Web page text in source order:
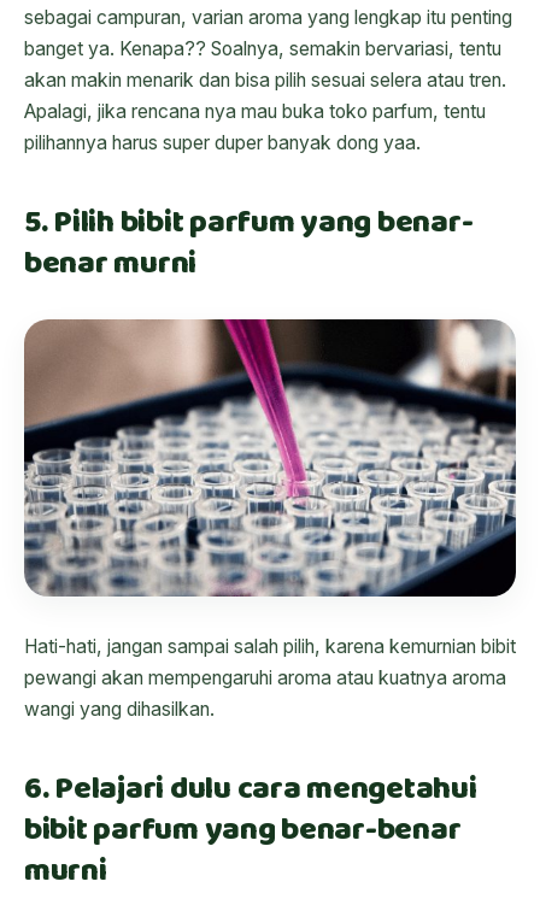
sebagai campuran, varian aroma yang lengkap itu penting
banget ya. Kenapa?? Soalnya, semakin bervariasi, tentu
akan makin menarik dan bisa pilih sesuai selera atau tren.
Apalagi, jika rencana nya mau buka toko parfum, tentu
pilihannya harus super duper banyak dong yaa.
5. Pilih bibit parfum yang benar-
benar murni
Hati-hati, jangan sampai salah pilih, karena kemurnian bibit
pewangi akan mempengaruhi aroma atau kuatnya aroma
wangi yang dihasilkan.
6. Pelajari dulu cara mengetahui
bibit parfum yang benar-benar
murni